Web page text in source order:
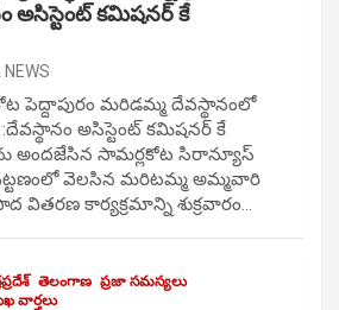
అసిస్టెంట్ కమిషనర్ కే
NEWS
పెద్దాపురం మరిడమ్మ దేవస్థానంలో
అసిస్టెంట్ కమిషనర్ కే
అందజేసిన సామర్లకోట సిరాన్యూస్
పట్టణంలో వెలసిన మరిటమ్మ అమ్మవారి
వితరణ కార్యక్రమాన్ని శుక్రవారం…
తెలంగాణ ప్రజా సమస్యలు
వార్తలు